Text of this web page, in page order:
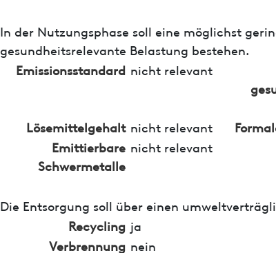
In der Nutzungsphase soll eine möglichst
gesundheitsrelevante Belastung bestehen.
Emissionsstandard nicht relevant
Lösemittelgehalt nicht relevant
Emittierbare
Schwermetalle
nicht relevant
Die Entsorgung soll über einen
Recycling ja
Verbrennung nein